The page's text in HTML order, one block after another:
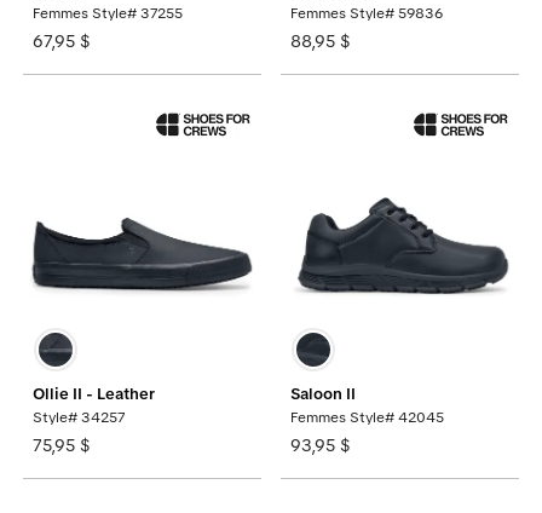
Femmes Style# 37255
67,95 $
Femmes Style# 59836
88,95 $
Ollie II - Leather
Style# 34257
75,95 $
Saloon II
Femmes Style# 42045
93,95 $